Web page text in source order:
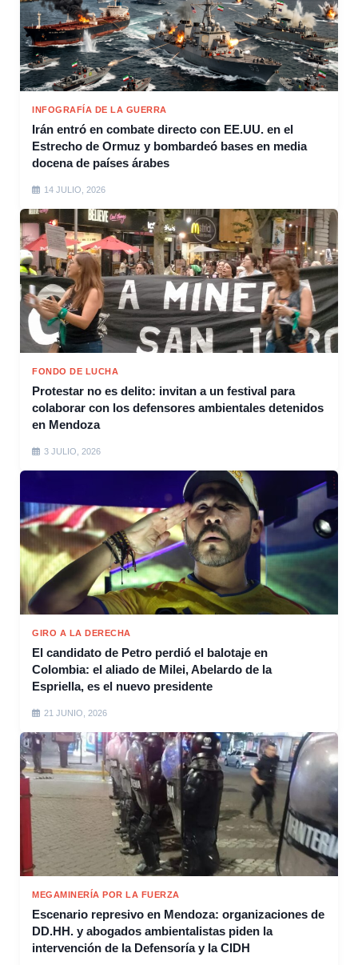
INFOGRAFÍA DE LA GUERRA
Irán entró en combate directo con EE.UU. en el
Estrecho de Ormuz y bombardeó bases en media
docena de países árabes
14 JULIO, 2026
FONDO DE LUCHA
Protestar no es delito: invitan a un festival para
colaborar con los defensores ambientales detenidos
en Mendoza
3 JULIO, 2026
GIRO A LA DERECHA
El candidato de Petro perdió el balotaje en
Colombia: el aliado de Milei, Abelardo de la
Espriella, es el nuevo presidente
21 JUNIO, 2026
MEGAMINERÍA POR LA FUERZA
Escenario represivo en Mendoza: organizaciones de
DD.HH. y abogados ambientalistas piden la
intervención de la Defensoría y la CIDH